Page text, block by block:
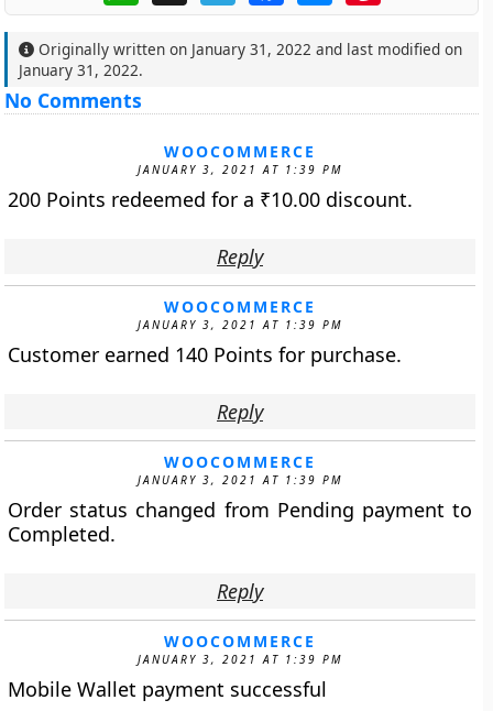
Originally written on January 31, 2022 and last modified on
January 31, 2022.
No Comments
WOOCOMMERCE
JANUARY 3, 2021 AT 1:39 PM
200 Points redeemed for a ₹10.00 discount.
Reply
WOOCOMMERCE
JANUARY 3, 2021 AT 1:39 PM
Customer earned 140 Points for purchase.
Reply
WOOCOMMERCE
JANUARY 3, 2021 AT 1:39 PM
Order status changed from Pending payment to
Completed.
Reply
WOOCOMMERCE
JANUARY 3, 2021 AT 1:39 PM
Mobile Wallet payment successful